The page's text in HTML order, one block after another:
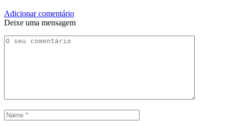
Adicionar comentário
Deixe uma mensagem